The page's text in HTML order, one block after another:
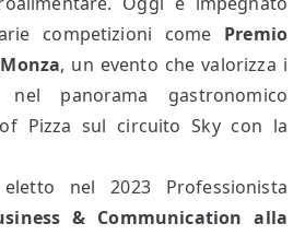
competizioni come Premio
, un evento che valorizza i
panorama gastronomico
Pizza sul circuito Sky con la
nel 2023 Professionista
& Communication alla